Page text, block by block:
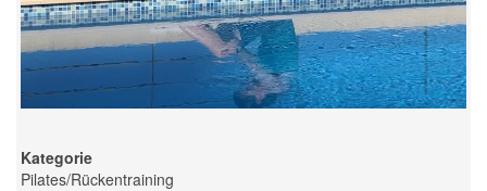
Kategorie
Pilates/Rückentraining